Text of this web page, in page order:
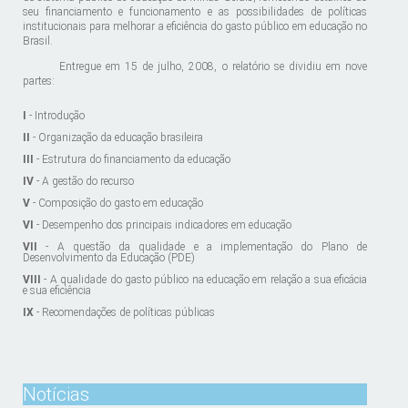
seu financiamento e funcionamento e as possibilidades de políticas
institucionais para melhorar a eficiência do gasto público em educação no
Brasil.
Entregue em 15 de julho, 2008, o relatório se dividiu em nove
partes:
I - Introdução
II - Organização da educação brasileira
III - Estrutura do financiamento da educação
IV - A gestão do recurso
V - Composição do gasto em educação
VI - Desempenho dos principais indicadores em educação
VII - A questão da qualidade e a implementação do Plano de
Desenvolvimento da Educação (PDE)
VIII - A qualidade do gasto público na educação em relação a sua eficácia
e sua eficiência
IX - Recomendações de políticas públicas
Notícias